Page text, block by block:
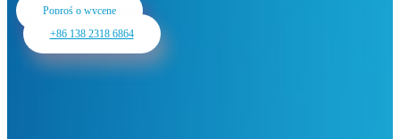
Poproś o wycenę
+86 138 2318 6864